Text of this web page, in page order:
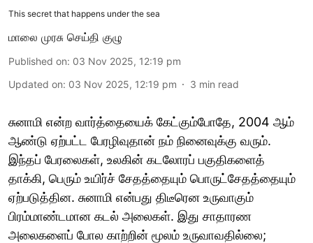
This secret that happens under the sea
மாலை முரசு செய்தி குழு
Published on: 03 Nov 2025, 12:19 pm
Updated on: 03 Nov 2025, 12:19 pm 3 min read
சுனாமி என்ற வார்த்தையைக் கேட்கும்போதே, 2004 ஆம்
ஆண்டு ஏற்பட்ட பேரழிவுதான் நம் நினைவுக்கு வரும்.
இந்தப் பேரலைகள், உலகின் கடலோரப் பகுதிகளைத்
தாக்கி, பெரும் உயிர்ச் சேதத்தையும் பொருட்சேதத்தையும்
ஏற்படுத்தின. சுனாமி என்பது திடீரென உருவாகும்
பிரம்மாண்டமான கடல் அலைகள். இது சாதாரண
அலைகளைப் போல காற்றின் மூலம் உருவாவதில்லை;